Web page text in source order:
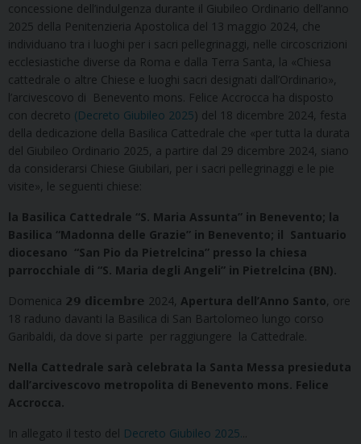
concessione dell’indulgenza durante il Giubileo Ordinario dell’anno
2025 della Penitenzieria Apostolica del 13 maggio 2024, che
individuano tra i luoghi per i sacri pellegrinaggi, nelle circoscrizioni
ecclesiastiche diverse da Roma e dalla Terra Santa, la «Chiesa
cattedrale o altre Chiese e luoghi sacri designati dall’Ordinario»,
l’arcivescovo di Benevento mons. Felice Accrocca ha disposto
con decreto (Decreto Giubileo 2025) del 18 dicembre 2024, festa
della dedicazione della Basilica Cattedrale che «per tutta la durata
del Giubileo Ordinario 2025, a partire dal 29 dicembre 2024, siano
da considerarsi Chiese Giubilari, per i sacri pellegrinaggi e le pie
visite», le seguenti chiese:
la Basilica Cattedrale “S. Maria Assunta” in Benevento; la
Basilica “Madonna delle Grazie” in Benevento; il Santuario
diocesano “San Pio da Pietrelcina” presso la chiesa
parrocchiale di “S. Maria degli Angeli” in Pietrelcina (BN).
Domenica 𝟮𝟵 𝗱𝗶𝗰𝗲𝗺𝗯𝗿𝗲 2024, Apertura dell’Anno Santo, ore
18 raduno davanti la Basilica di San Bartolomeo lungo corso
Garibaldi, da dove si parte per raggiungere la Cattedrale.
Nella Cattedrale sarà celebrata la Santa Messa presieduta
dall’arcivescovo metropolita di Benevento mons. Felice
Accrocca.
In allegato il testo del Decreto Giubileo 2025.